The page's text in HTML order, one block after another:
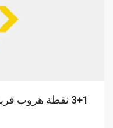
3+1 نقطة هروب فريدة من نوعها في البحر الأبيض...